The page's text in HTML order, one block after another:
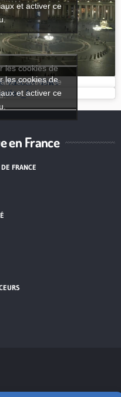
et activer ce
Vatican News
les cookies de
et activer ce
les cookies de
et activer ce
en France
FRANCE